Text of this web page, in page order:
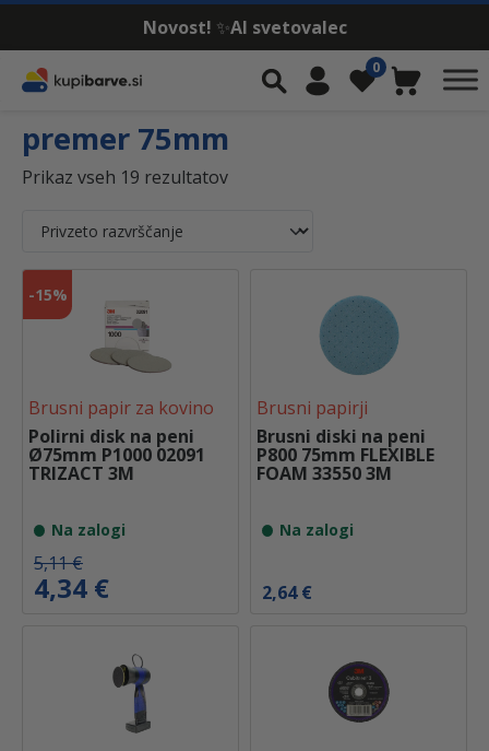
Novost! ✨AI svetovalec
Skip to content
IskalnikMoj račun
Seznam želja
0
Košarica
premer 75mm
Prikaz vseh 19 rezultatov
-15%
Brusni papir za kovino
Polirni disk na peni
Ø75mm P1000 02091
TRIZACT 3M
Na zalogi
5,11€
I
z
v
4,34 €
T
r
e
Brusni papirji
Brusni diski na peni
P800 75mm FLEXIBLE
FOAM 33550 3M
Na zalogi
2,64€